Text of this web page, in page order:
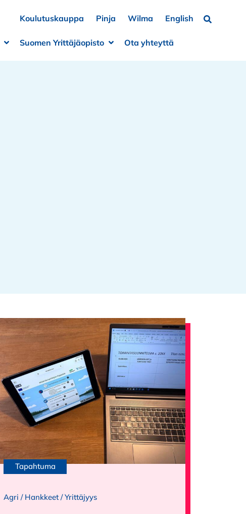
Koulutuskauppa
Pinja Wilma English Hae…
Avaa alivalikko
Sulje alivalikko
Suomen Yrittäjäopisto
Avaa alivalikko
Sulje alivalikko
Ota yhteyttä
Tapahtuma
Agri / Hankkeet /Yrittäjyys